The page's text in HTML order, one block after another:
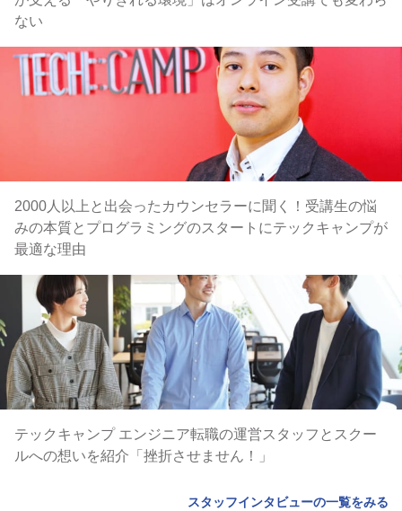
ない
2000人以上と出会ったカウンセラーに聞く！受講生の悩
みの本質とプログラミングのスタートにテックキャンプが
最適な理由
テックキャンプ エンジニア転職の運営スタッフとスクー
ルへの想いを紹介「挫折させません！」
スタッフインタビューの一覧をみる